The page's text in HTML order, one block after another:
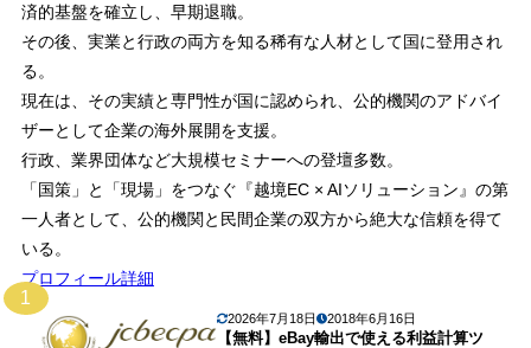
済的基盤を確立し、早期退職。
その後、実業と行政の両方を知る稀有な人材として国に登用され
る。
現在は、その実績と専門性が国に認められ、公的機関のアドバイ
ザーとして企業の海外展開を支援。
行政、業界団体など大規模セミナーへの登壇多数。
「国策」と「現場」をつなぐ『越境EC × AIソリューション』の第
一人者として、公的機関と民間企業の双方から絶大な信頼を得て
いる。
プロフィール詳細
1
2026年7月18日 2018年6月16日
【無料】eBay輸出で使える利益計算ツ